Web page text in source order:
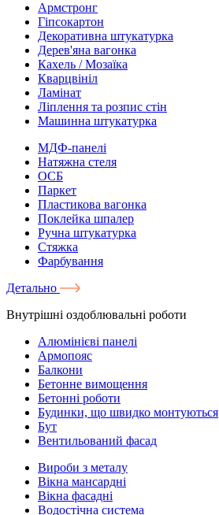
Армстронг
Гіпсокартон
Декоративна штукатурка
Дерев'яна вагонка
Кахель / Мозаїка
Кварцвініл
Ламінат
Ліплення та розпис стін
Машинна штукатурка
МДФ-панелі
Натяжна стеля
ОСБ
Паркет
Пластикова вагонка
Поклейка шпалер
Ручна штукатурка
Стяжка
Фарбування
Детально
Внутрішні оздоблювальні роботи
Алюмінієві панелі
Армопояс
Балкони
Бетонне вимощення
Бетонні роботи
Будинки, що швидко монтуються
Бут
Вентильований фасад
Вироби з металу
Вікна мансардні
Вікна фасадні
Водостічна система